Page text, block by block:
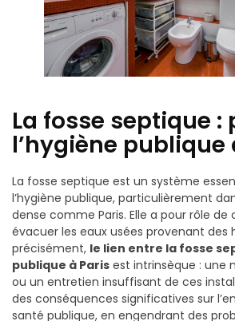
La fosse septique :
l’hygiène publique
La fosse septique est un système
l’hygiène publique, particulièrement
dense comme Paris. Elle a pour rôle
évacuer les eaux usées provenant des
précisément, le lien entre la fosse
publique à Paris est intrinsèque : une
ou un entretien insuffisant de ces
des conséquences significatives sur
santé publique, en engendrant des